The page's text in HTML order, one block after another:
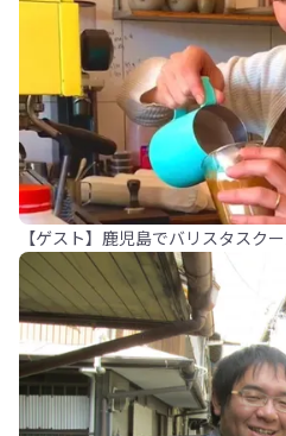
【ゲスト】鹿児島でバリスタスク